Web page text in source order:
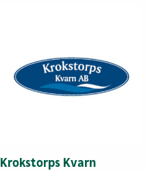
Krokstorps Kvarn